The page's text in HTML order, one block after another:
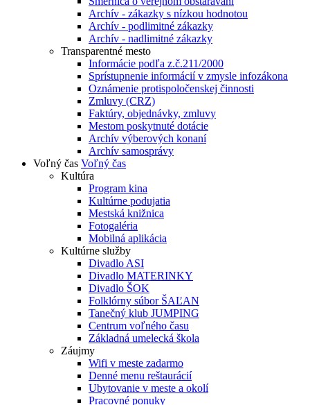
Archív - zákazky s nízkou hodnotou
Archív - podlimitné zákazky
Archív - nadlimitné zákazky
Transparentné mesto
Informácie podľa z.č.211/2000
Sprístupnenie informácií v zmysle infozákona
Oznámenie protispoločenskej činnosti
Zmluvy (CRZ)
Faktúry, objednávky, zmluvy
Mestom poskytnuté dotácie
Archív výberových konaní
Archív samosprávy
Voľný čas Voľný čas
Kultúra
Program kina
Kultúrne podujatia
Mestská knižnica
Fotogaléria
Mobilná aplikácia
Kultúrne služby
Divadlo ASI
Divadlo MATERINKY
Divadlo ŠOK
Folklórny súbor ŠAĽAN
Tanečný klub JUMPING
Centrum voľného času
Základná umelecká škola
Záujmy
Wifi v meste zadarmo
Denné menu reštaurácií
Ubytovanie v meste a okolí
Pracovné ponuky